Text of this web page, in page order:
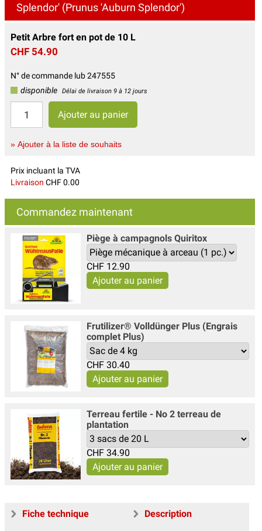
Splendor' (Prunus 'Auburn Splendor')
Petit Arbre fort en pot de 10 L
CHF 54.90
N° de commande lub 247555
disponible
Délai de livraison 9 à 12 jours
» Ajouter à la liste de souhaits
Prix incluant la TVA
Livraison CHF 0.00
Commandez maintenant
Piège à campagnols Quiritox
CHF 12.90
Frutilizer® Volldünger Plus (Engrais
complet Plus)
CHF 30.40
Terreau fertile - No 2 terreau de
plantation
CHF 34.90
Fiche technique
Description